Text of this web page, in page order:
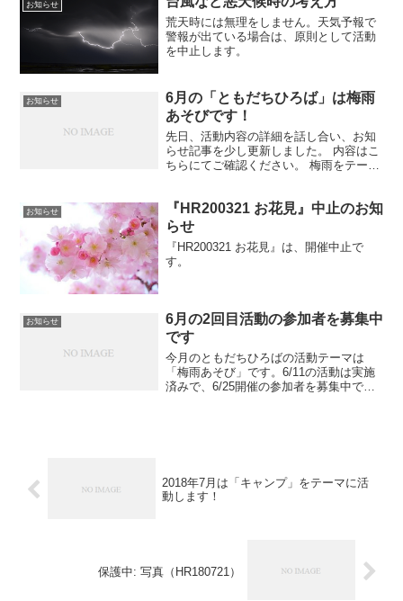
お知らせ
荒天時には無理をしません。天気予報で
警報が出ている場合は、原則として活動
を中止します。
お知らせ
6月の「ともだちひろば」は梅雨
あそびです！
先日、活動内容の詳細を話し合い、お知
らせ記事を少し更新しました。 内容はこ
ちらにてご確認ください。 梅雨をテーマ
た少し違うものを予定しておりますので
お楽しみに！
お知らせ
『HR200321 お花見』中止のお知
らせ
『HR200321 お花見』は、開催中止で
す。
お知らせ
6月の2回目活動の参加者を募集中
です
今月のともだちひろばの活動テーマは
「梅雨あそび」です。6/11の活動は実施
済みで、6/25開催の参加者を募集中で
2018年7月は「キャンプ」をテーマに活
動します！
保護中: 写真（HR180721）